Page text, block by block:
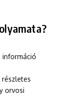
információ
orvosi